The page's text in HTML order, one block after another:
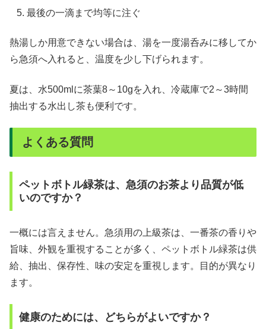
最後の一滴まで均等に注ぐ
熱湯しか用意できない場合は、湯を一度湯呑みに移してか
ら急須へ入れると、温度を少し下げられます。
夏は、水500mlに茶葉8～10gを入れ、冷蔵庫で2～3時間
抽出する水出し茶も便利です。
よくある質問
ペットボトル緑茶は、急須のお茶より品質が低
いのですか？
一概には言えません。急須用の上級茶は、一番茶の香りや
旨味、外観を重視することが多く、ペットボトル緑茶は供
給、抽出、保存性、味の安定を重視します。目的が異なり
ます。
健康のためには、どちらがよいですか？